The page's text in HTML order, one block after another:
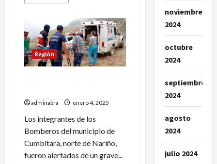
Capturan
a
presunto
cabecilla
de
las
disidencias
señalado
de
Región
adminabra enero 4, 2025
Los integrantes de los
Bomberos del municipio de
Cumbitara, norte de Nariño,
fueron alertados de un grave...
noviembre
2024
octubre
2024
septiembre
2024
agosto
2024
julio 2024